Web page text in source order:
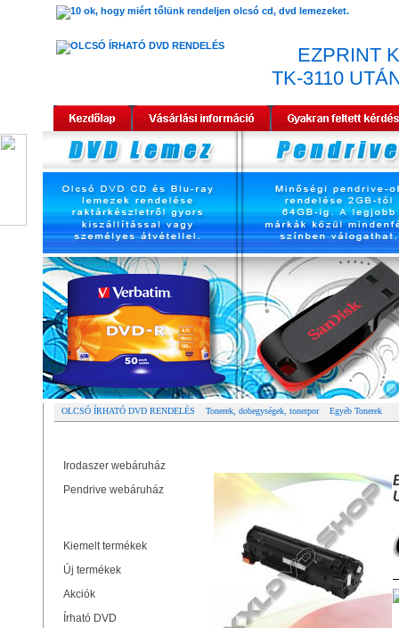
EZPRINT
TK-3110
OLCSÓ ÍRHATÓ DVD RENDELÉS Tonerek, dobegységek, tonerpor Egyéb Tonerek
Irodaszer webáruház
Pendrive webáruház
Kiemelt termékek
Új termékek
Akciók
Írható DVD